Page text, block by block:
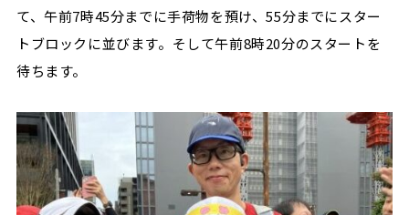
て、午前7時45分までに手荷物を預け、55分までにスター
トブロックに並びます。そして午前8時20分のスタートを
待ちます。